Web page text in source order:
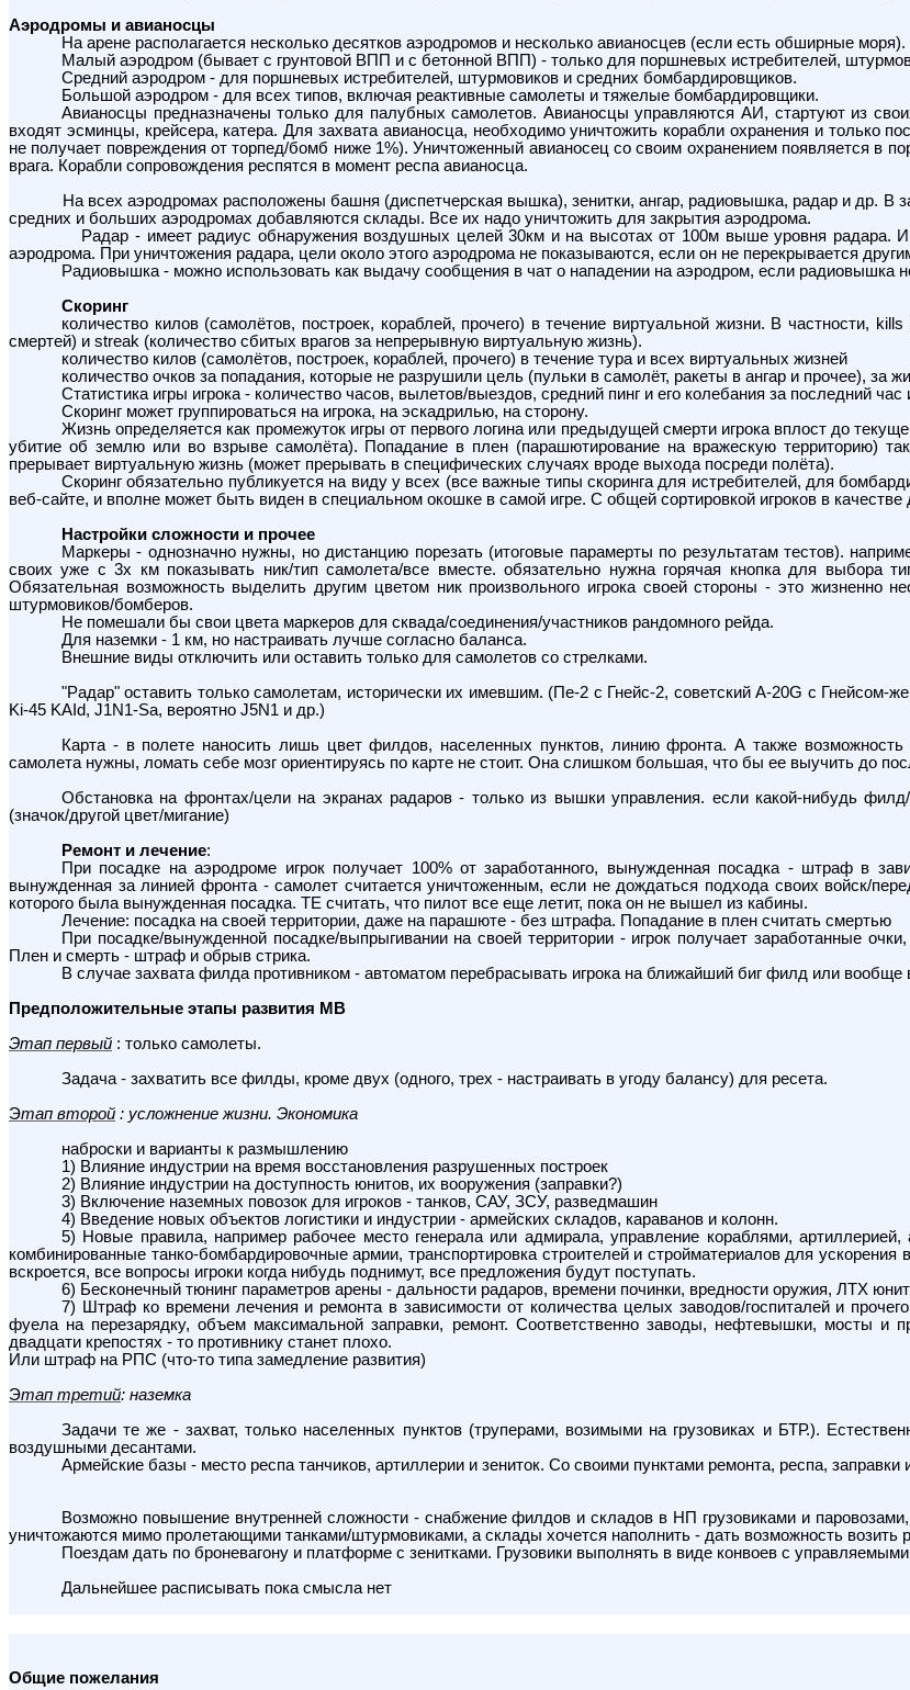
Аэродромы и авианосцы
На арене располагается несколько десятков аэродромов и несколько авианосцев (если есть обширные моря).
Малый аэродром (бывает с грунтовой ВПП и с бетонной ВПП) - только для поршневых истребителей,
Средний аэродром - для поршневых истребителей, штурмовиков и средних бомбардировщиков.
Большой аэродром - для всех типов, включая реактивные самолеты и тяжелые бомбардировщики.
Авианосцы предназначены только для палубных самолетов. Авианосцы управляются АИ, стартуют из
входят эсминцы, крейсера, катера. Для захвата авианосца, необходимо уничтожить корабли охранения и только
не получает повреждения от торпед/бомб ниже 1%). Уничтоженный авианосец со своим охранением появляется в
врага. Корабли сопровождения респятся в момент респа авианосца.
На всех аэродромах расположены башня (диспетчерская вышка), зенитки, ангар, радиовышка, радар и др. В
средних и больших аэродромах добавляются склады. Все их надо уничтожить для закрытия аэродрома.
Радар - имеет радиус обнаружения воздушных целей 30км и на высотах от 100м выше уровня радара.
аэродрома. При уничтожения радара, цели около этого аэродрома не показываются, если он не перекрывается
Радиовышка - можно использовать как выдачу сообщения в чат о нападении на аэродром, если радиовышка не
Скоринг
количество килов (самолётов, построек, кораблей, прочего) в течение виртуальной жизни. В частности,
смертей) и streak (количество сбитых врагов за непрерывную виртуальную жизнь).
количество килов (самолётов, построек, кораблей, прочего) в течение тура и всех виртуальных жизней
количество очков за попадания, которые не разрушили цель (пульки в самолёт, ракеты в ангар и прочее), за
Статистика игры игрока - количество часов, вылетов/выездов, средний пинг и его колебания за последний час
Скоринг может группироваться на игрока, на эскадрилью, на сторону.
Жизнь определяется как промежуток игры от первого логина или предыдущей смерти игрока вплост до
убитие об землю или во взрыве самолёта). Попадание в плен (парашютирование на вражескую территорию)
прерывает виртуальную жизнь (может прерывать в специфических случаях вроде выхода посреди полёта).
Скоринг обязательно публикуется на виду у всех (все важные типы скоринга для истребителей, для
веб-сайте, и вполне может быть виден в специальном окошке в самой игре. С общей сортировкой игроков в
Настройки сложности и прочее
Маркеры - однозначно нужны, но дистанцию порезать (итоговые парамерты по результатам тестов).
своих уже с 3х км показывать ник/тип самолета/все вместе. обязательно нужна горячая кнопка для выбора
Обязательная возможность выделить другим цветом ник произвольного игрока своей стороны - это жизненно
штурмовиков/бомберов.
Не помешали бы свои цвета маркеров для сквада/соединения/участников рандомного рейда.
Для наземки - 1 км, но настраивать лучше согласно баланса.
Внешние виды отключить или оставить только для самолетов со стрелками.
"Радар" оставить только самолетам, исторически их имевшим. (Пе-2 с Гнейс-2, советский A-20G с Гнейсом-
Ki-45 KAId, J1N1-Sa, вероятно J5N1 и др.)
Карта - в полете наносить лишь цвет филдов, населенных пунктов, линию фронта. А также возможность
самолета нужны, ломать себе мозг ориентируясь по карте не стоит. Она слишком большая, что бы ее выучить до
Обстановка на фронтах/цели на экранах радаров - только из вышки управления. если какой-нибудь
(значок/другой цвет/мигание)
Ремонт и лечение:
При посадке на аэродроме игрок получает 100% от заработанного, вынужденная посадка - штраф в
вынужденная за линией фронта - самолет считается уничтоженным, если не дождаться подхода своих войск/
которого была вынужденная посадка. ТЕ считать, что пилот все еще летит, пока он не вышел из кабины.
Лечение: посадка на своей территории, даже на парашюте - без штрафа. Попадание в плен считать смертью
При посадке/вынужденной посадке/выпрыгивании на своей территории - игрок получает заработанные
Плен и смерть - штраф и обрыв стрика.
В случае захвата филда противником - автоматом перебрасывать игрока на ближайший биг филд или вообще
Предположительные этапы развития МВ
Этап первый : только самолеты.
Задача - захватить все филды, кроме двух (одного, трех - настраивать в угоду балансу) для ресета.
Этап второй : усложнение жизни. Экономика
наброски и варианты к размышлению
1) Влияние индустрии на время восстановления разрушенных построек
2) Влияние индустрии на доступность юнитов, их вооружения (заправки?)
3) Включение наземных повозок для игроков - танков, САУ, ЗСУ, разведмашин
4) Введение новых объектов логистики и индустрии - армейских складов, караванов и колонн.
5) Новые правила, например рабочее место генерала или адмирала, управление кораблями,
комбинированные танко-бомбардировочные армии, транспортировка строителей и стройматериалов для
вскроется, все вопросы игроки когда нибудь поднимут, все предложения будут поступать.
6) Бесконечный тюнинг параметров арены - дальности радаров, времени починки, вредности оружия, ЛТХ
7) Штраф ко времени лечения и ремонта в зависимости от количества целых заводов/госпиталей и
фуела на перезарядку, объем максимальной заправки, ремонт. Соответственно заводы, нефтевышки, мосты и
двадцати крепостях - то противнику станет плохо.
Или штраф на РПС (что-то типа замедление развития)
Этап третий: наземка
Задачи те же - захват, только населенных пунктов (труперами, возимыми на грузовиках и БТР.).
воздушными десантами.
Армейские базы - место респа танчиков, артиллерии и зениток. Со своими пунктами ремонта, респа,
Возможно повышение внутренней сложности - снабжение филдов и складов в НП грузовиками и
уничтожаются мимо пролетающими танками/штурмовиками, а склады хочется наполнить - дать возможность возить
Поездам дать по броневагону и платформе с зенитками. Грузовики выполнять в виде конвоев с
Дальнейшее расписывать пока смысла нет
Общие пожелания